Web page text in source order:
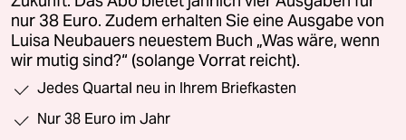
nur 38 Euro. Zudem erhalten Sie eine Ausgabe von
Luisa Neubauers neuestem Buch „Was wäre, wenn
wir mutig sind?“ (solange Vorrat reicht).
Jedes Quartal neu in Ihrem Briefkasten
Nur 38 Euro im Jahr